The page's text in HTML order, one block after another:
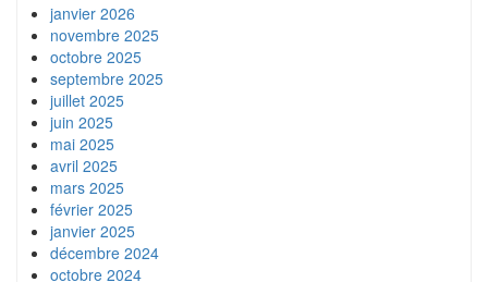
janvier 2026
novembre 2025
octobre 2025
septembre 2025
juillet 2025
juin 2025
mai 2025
avril 2025
mars 2025
février 2025
janvier 2025
décembre 2024
octobre 2024